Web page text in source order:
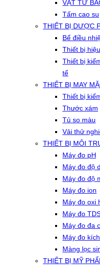
VẬT TƯ
Tấm cao su
THIẾT BỊ DƯỢC
Bể điều
Thiết bị
Thiết bị
tế
THIẾT BỊ MAY
Thiết bị
Thước xám
Tủ so màu
Vải thử
THIẾT BỊ MÔI
Máy đo pH
Máy đo độ
Máy đo độ
Máy đo ion
Máy đo oxi
Máy đo
Máy đo đa
Máy đo
Màng lọc
THIẾT BỊ MỸ